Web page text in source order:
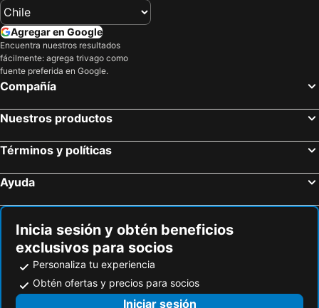
Agregar en Google
Encuentra nuestros resultados
fácilmente: agrega trivago como
fuente preferida en Google.
Compañía
Nuestros productos
Términos y políticas
Ayuda
Inicia sesión y obtén beneficios
exclusivos para socios
Personaliza tu experiencia
Obtén ofertas y precios para socios
Iniciar sesión